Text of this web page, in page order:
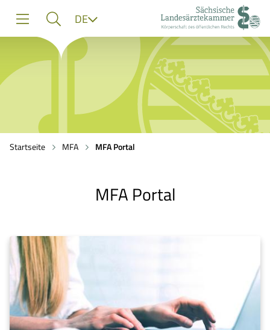
Navigation
Suche
Inhalt
DE
Startseite MFA MFAPortal
MFA Portal